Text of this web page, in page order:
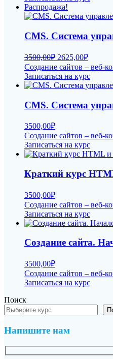
Распродажа!
CMS. Система
3500,00₽ Первоначальная
цена
составляла
3500,00₽.
2625,00₽Текущая
цена:
Создание сайтов – веб-
Записаться на курс
CMS. Система
3500,00₽
Создание сайтов – веб-
Записаться на курс
Краткий курс
3500,00₽
Создание сайтов – веб-
Записаться на курс
Создание сайта.
3500,00₽
Создание сайтов – веб-
Записаться на курс
Поиск
Напишите нам